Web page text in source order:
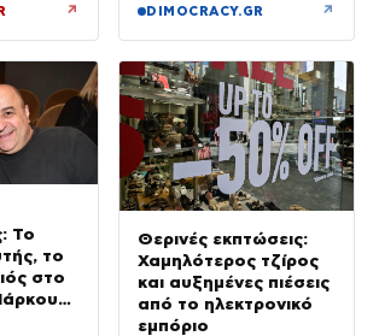
↗ DIMOCRACY.GR ↗
Το
το
στο
Θερινές εκπτώσεις:
Χαμηλότερος τζίρος
και αυξημένες πιέσεις
από το ηλεκτρονικό
εμπόριο